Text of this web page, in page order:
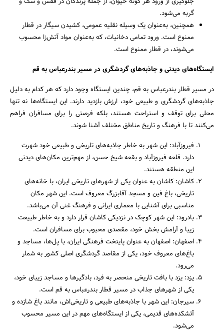
گربه می‌شود.
همچنین، به‌عنوان یک وسیله نقلیه عمومی، کشیدن سیگار در قطار
ممنوع است. ورود تمامی دخانیات، که به‌عنوان مواد آتش‌زا محسوب
می‌شوند، در قطار ممنوع است.
ایستگاه‌های دیدنی و جاذبه‌های گردشگری در مسیر بندرعباس به قم
در مسیر قطار بندرعباس به قم، چندین ایستگاه وجود دارد که هر کدام به دلیل
جاذبه‌های گردشگری و طبیعی خود، ارزش بازدید دارند. این ایستگاه‌ها نه تنها
محلی برای توقف و استراحت هستند، بلکه فرصتی را برای مسافران فراهم
می‌کنند تا با فرهنگ و تاریخ مناطق مختلف آشنا شوند.
فیروزآباد: این شهر به خاطر جاذبه‌های تاریخی و طبیعی خود شهرت
دارد. قلعه فیروزآباد و بقعه شیخ حسن، از مهم‌ترین مکان‌های دیدنی
این منطقه هستند.
کاشان: کاشان به عنوان یکی از شهرهای تاریخی ایران، با خانه‌های
تاریخی، باغ فین و مسجد آقابزرگ معروف است. این شهر مکان
مناسبی برای آشنایی با معماری ایرانی و فرهنگ غنی آن می‌باشد.
بادرود: این شهر کوچک در نزدیکی کاشان قرار دارد و به خاطر طبیعت
زیبا و آرامش بخش خود، مقصدی محبوب برای مسافران است.
اصفهان: اصفهان به عنوان پایتخت فرهنگی ایران، با پل‌ها، مساجد و
باغ‌های معروف خود، یکی از مقاصد گردشگری اصلی کشور به شمار
می‌رود.
یزد: یزد با بافت تاریخی منحصر به فرد، بادگیرها و مساجد زیبای خود،
یکی از شهرهای جذاب در مسیر قطار بندرعباس به قم است.
سیرجان: این شهر با جاذبه‌های طبیعی و تاریخی‌اش، مانند باغ شازده و
آتشکده‌های قدیمی، یکی از ایستگاه‌های مهم در این مسیر محسوب
می‌شود.